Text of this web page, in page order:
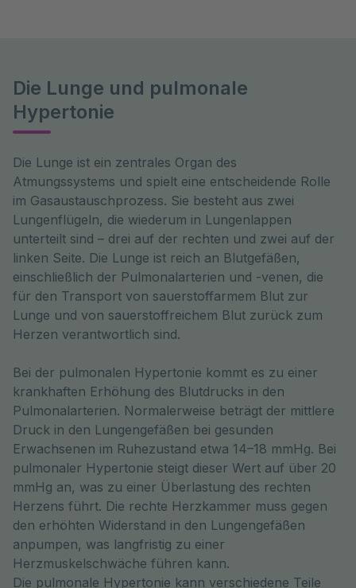
Die Lunge und pulmonale
Hypertonie
Die Lunge ist ein zentrales Organ des
Atmungssystems und spielt eine entscheidende Rolle
im Gasaustauschprozess. Sie besteht aus zwei
Lungenflügeln, die wiederum in Lungenlappen
unterteilt sind – drei auf der rechten und zwei auf der
linken Seite. Die Lunge ist reich an Blutgefäßen,
einschließlich der Pulmonalarterien und -venen, die
für den Transport von sauerstoffarmem Blut zur
Lunge und von sauerstoffreichem Blut zurück zum
Herzen verantwortlich sind.
Bei der pulmonalen Hypertonie kommt es zu einer
krankhaften Erhöhung des Blutdrucks in den
Pulmonalarterien. Normalerweise beträgt der mittlere
Druck in den Lungengefäßen bei gesunden
Erwachsenen im Ruhezustand etwa 14–18 mmHg. Bei
pulmonaler Hypertonie steigt dieser Wert auf über 20
mmHg an, was zu einer Überlastung des rechten
Herzens führt. Die rechte Herzkammer muss gegen
den erhöhten Widerstand in den Lungengefäßen
anpumpen, was langfristig zu einer
Herzmuskelschwäche führen kann.
Die pulmonale Hypertonie kann verschiedene Teile